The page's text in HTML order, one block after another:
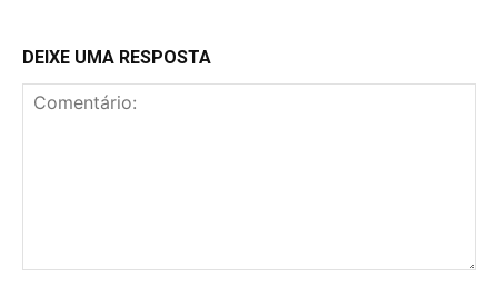
DEIXE UMA RESPOSTA